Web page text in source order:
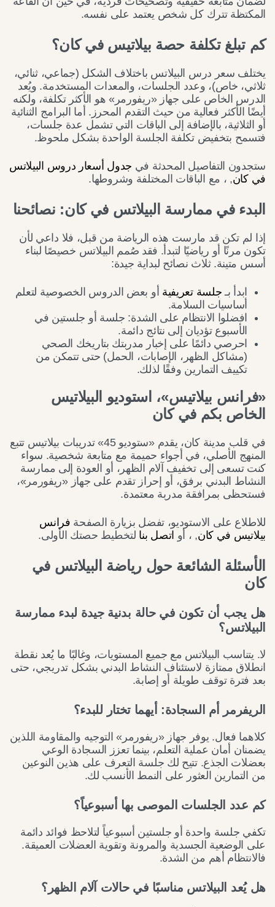
المكتظة تترك كل شخص يعتمد على نفسه.
كم تبلغ تكلفة حصة بيلاتيس في كان؟
يختلف سعر درس البيلاتس باختلاف الشكل (جماعي، ثنائي،
ثلاثي، خاص)، وعدد الجلسات، والمعدات المستخدمة. ويُعد
الدرس الخاص على جهاز «ريفورمر» هو الأكثر تكلفة، ولكنه
أيضًا الأكثر فعالية من حيث التقدم المحرز. أما البرامج الثنائية
أو الثلاثية، بالإضافة إلى الباقات التي تشمل عدة جلسات،
فتسمح بتخفيض تكلفة الجلسة الواحدة بشكل ملحوظ.
ستجدون التفاصيل المحدثة في جدول أسعار دروس البيلاتس
في كان, ، مع الباقات المختلفة وشروطها.
البدء في ممارسة البيلاتس في كان: نصائحنا
إذا لم تكن قد مارست هذه الرياضة من قبل، فلا داعي لأن
تكون مرنًا أو رياضيًا لتبدأ. فقد صُمم البيلاتس خصيصًا لبناء
أسس متينة. ثلاث نصائح لبداية جيدة:
ابدأ بـ جلسة تعريفية أو بعض الدروس الخصوصية لتعلم
أساسيات السلامة.
افضلوا الانتظام على الشدة: جلسة أو جلستين في
الأسبوع تؤديان إلى نتائج دائمة.
احرصي دائمًا على إخبار مدربتك بتاريخك الصحي
(مشاكل الظهر، الإصابات، الحمل) حتى تتمكن من
تكييف التمارين وفقًا لذلك.
«فرانس بيلاتيس»، استوديو البيلاتيس
الخاص بكم في كان
في قلب مدينة كان، يقدم «ستوديو 45» تدريبات بيلاتيس تتبع
المنهج الأصلي، في أجواء حميمة مع متابعة شخصية. سواء
كنت تسعى إلى تخفيف آلام الظهر، أو العودة إلى ممارسة
النشاط البدني برفق، أو إحراز تقدم على جهاز «ريفورمر»،
فستحظى بمرافقة مدربة معتمدة.
للاطلاع على الاستوديو، تفضل بزيارة الصفحة فرانس
بيلاتيس في كان, ، أو اتصل بنا لتخطيط حصتك الأولى.
الأسئلة الشائعة حول رياضة البيلاتس في
كان
هل يجب أن تكون في حالة بدنية جيدة لبدء ممارسة
البيلاتس؟
لا. يتناسب البيلاتس مع جميع المستويات، وغالبًا ما يُعد نقطة
انطلاق ممتازة لاستئناف النشاط البدني بشكل تدريجي، حتى
بعد فترة توقف طويلة أو إصابة.
الريفرمر أم السجادة: أيهما تختار للبدء؟
كلاهما فعال. يوفر جهاز «ريفورمر» التوجيه والمقاومة اللذين
يضمنان أمان عملية التعلم، بينما تعزز السجادة الوعي
بعضلات الجذع. تتيح لك جلسة التعرف على هذين النوعين
من التمارين العثور على النمط الأنسب لك.
كم عدد الجلسات الموصى بها أسبوعياً؟
تكفي جلسة واحدة أو جلستين أسبوعياً لتلاحظ فوائد دائمة
على الوضعية الجسدية والمرونة وتقوية العضلات العميقة.
فالانتظام أهم من الشدة.
هل يُعد البيلاتس مناسبًا في حالات آلام الظهر؟